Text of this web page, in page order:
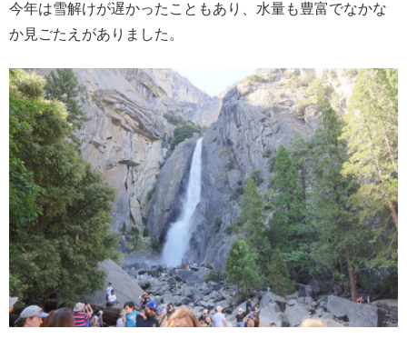
今年は雪解けが遅かったこともあり、水量も豊富でなかな
か見ごたえがありました。